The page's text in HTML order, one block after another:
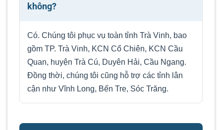
không?
Có. Chúng tôi phục vụ toàn tỉnh Trà Vinh, bao
gồm TP. Trà Vinh, KCN Cổ Chiên, KCN Cầu
Quan, huyện Trà Cú, Duyên Hải, Cầu Ngang.
Đồng thời, chúng tôi cũng hỗ trợ các tỉnh lân
cận như Vĩnh Long, Bến Tre, Sóc Trăng.